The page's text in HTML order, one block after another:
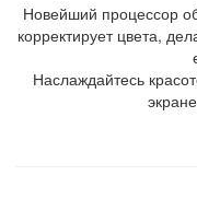
Новейший процессор
корректирует цвета,
Наслаждайтесь